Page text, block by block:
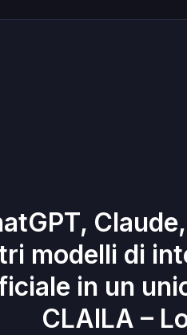
modelli di
in un
CLAILA –